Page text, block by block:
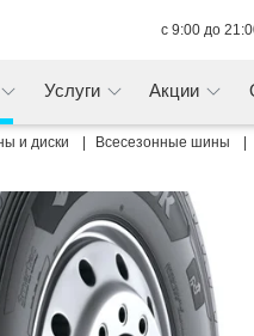
с 9:00 до
Услуги Акции
и диски Всесезонные шины